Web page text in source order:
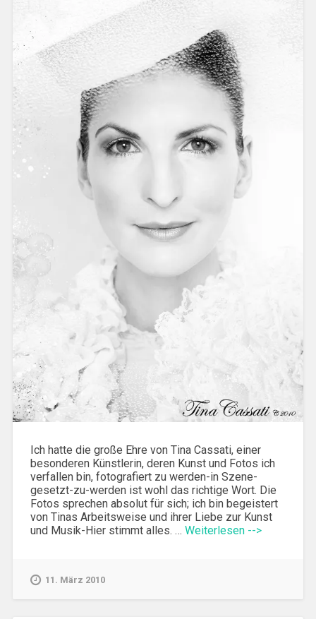
Ich hatte die große Ehre von Tina Cassati, einer
besonderen Künstlerin, deren Kunst und Fotos ich
verfallen bin, fotografiert zu werden-in Szene-
gesetzt-zu-werden ist wohl das richtige Wort. Die
Fotos sprechen absolut für sich; ich bin begeistert
von Tinas Arbeitsweise und ihrer Liebe zur Kunst
und Musik-Hier stimmt alles. … Weiterlesen -->
11. März 2010